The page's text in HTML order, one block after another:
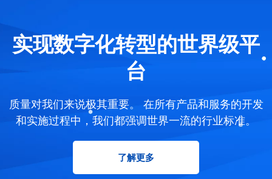
实现数字化转型的世界级平
台
质量对我们来说极其重要。 在所有产品和服务的开发
和实施过程中，我们都强调世界一流的行业标准。
了解更多